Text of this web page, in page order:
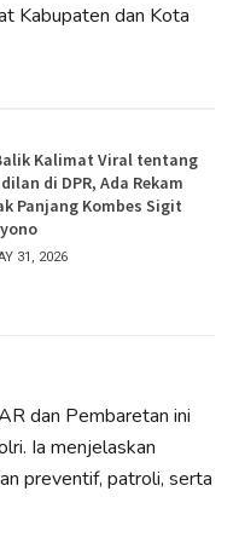
Kabupaten dan Kota
Kalimat Viral tentang
di DPR, Ada Rekam
Panjang Kombes Sigit
31, 2026
dan Pembaretan ini
Ia menjelaskan
preventif, patroli, serta